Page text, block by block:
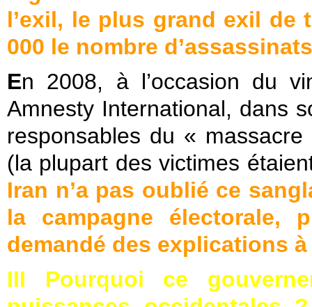
l’exil, le plus grand exil de
000 le nombre
En 2008, à l’occasion du
Amnesty International, dans
responsables du «
(la plupart des victimes
Iran n’a pas oublié ce
la campagne électorale,
demandé des explications
III Pourquoi ce